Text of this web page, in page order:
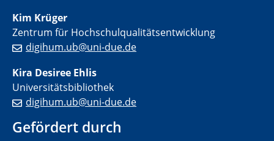
Kim Krüger
Zentrum für Hochschulqualitätsentwicklung
digihum.ub@uni-due.de
Kira Desiree Ehlis
Universitätsbibliothek
digihum.ub@uni-due.de
Gefördert durch